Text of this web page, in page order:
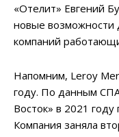
«Отелит» Евгений
новые возможности
компаний
Напомним, Leroy
году. По данным
Восток» в 2021
Компания заняла